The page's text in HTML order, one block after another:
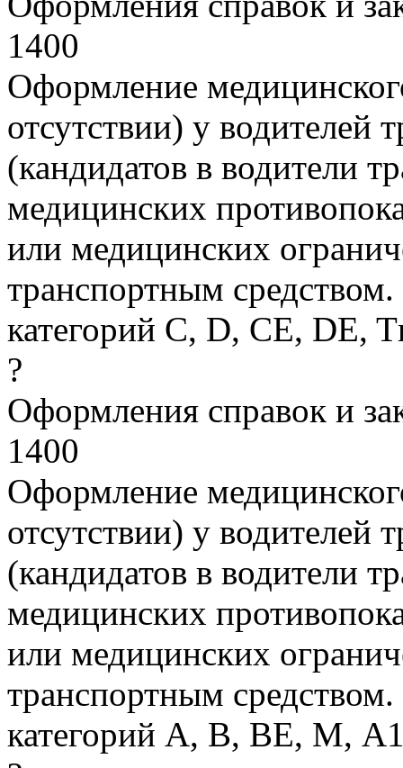
1400
Оформление
отсутствии) у водителей
(кандидатов в водители
медицинских
или медицинских
транспортным
категорий С, D, CE, DE,
?
Оформления справок и
1400
Оформление
отсутствии) у водителей
(кандидатов в водители
медицинских
или медицинских
транспортным
категорий А, В, ВЕ, М,